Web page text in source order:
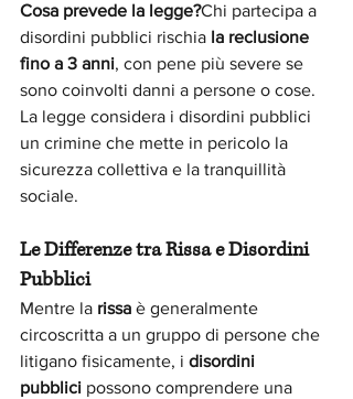
Cosa prevede la legge?Chi partecipa a
disordini pubblici rischia la reclusione
fino a 3 anni, con pene più severe se
sono coinvolti danni a persone o cose.
La legge considera i disordini pubblici
un crimine che mette in pericolo la
sicurezza collettiva e la tranquillità
sociale.
Le Differenze tra Rissa e Disordini
Pubblici
Mentre la rissa è generalmente
circoscritta a un gruppo di persone che
litigano fisicamente, i disordini
pubblici possono comprendere una